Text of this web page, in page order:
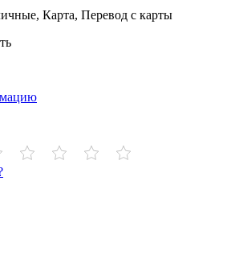
Карта, Перевод с карты